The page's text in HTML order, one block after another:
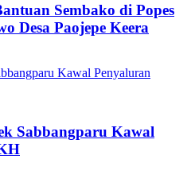
Sembako di Popes
Desa Paojepe Keera
Sabbangparu Kawal